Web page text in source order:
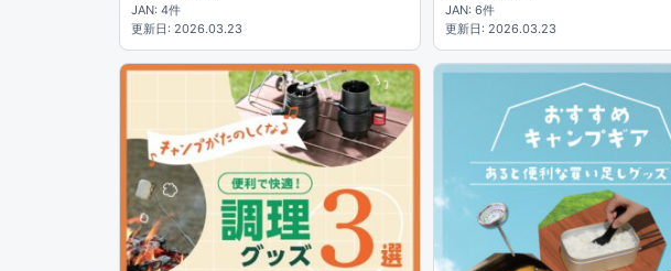
JAN: 4件
更新日: 2026.03.23
JAN: 6件
更新日: 2026.03.23